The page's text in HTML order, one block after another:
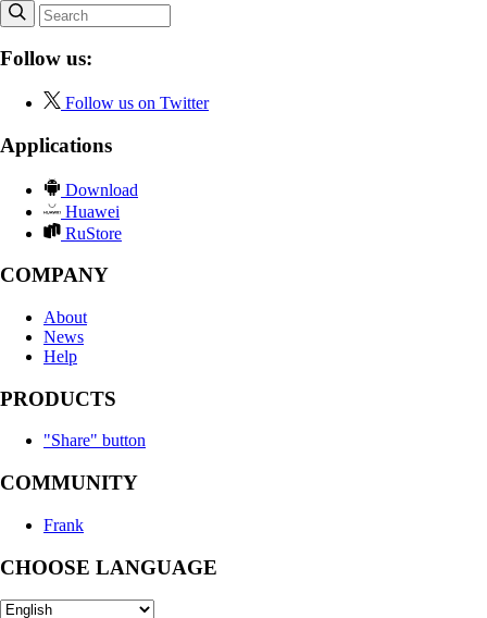
Follow us:
Follow us on Twitter
Applications
Download
Huawei
RuStore
COMPANY
About
News
Help
PRODUCTS
"Share" button
COMMUNITY
Frank
CHOOSE LANGUAGE